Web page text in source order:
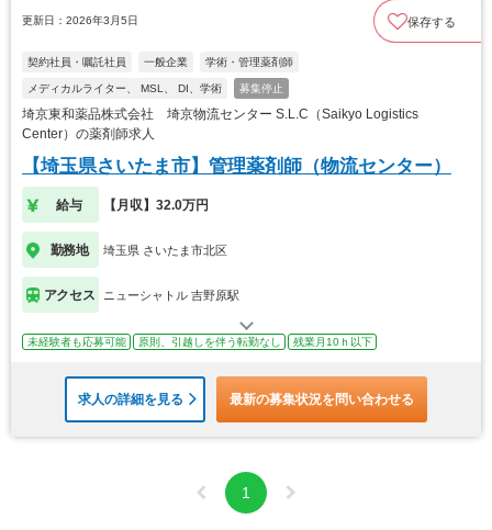
更新日：2026年3月5日 保存する
契約社員・嘱託社員 一般企業 学術・管理薬剤師
メディカルライター、 MSL、 DI、学術 募集停止
埼京東和薬品株式会社 埼京物流センター S.L.C（Saikyo Logistics
Center）の薬剤師求人
【埼玉県さいたま市】管理薬剤師（物流センター）
給与 【月収】32.0万円
勤務地 埼玉県 さいたま市北区
アクセス ニューシャトル 吉野原駅
未経験者も応募可能 原則、引越しを伴う転勤なし 残業月10ｈ以下
求人の詳細を見る 最新の募集状況を問い合わせる
1